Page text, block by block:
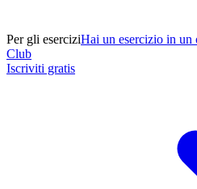
Per gli eserciziHai un esercizio in un
Club
Iscriviti gratis